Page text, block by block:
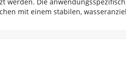
mit einem stabilen,